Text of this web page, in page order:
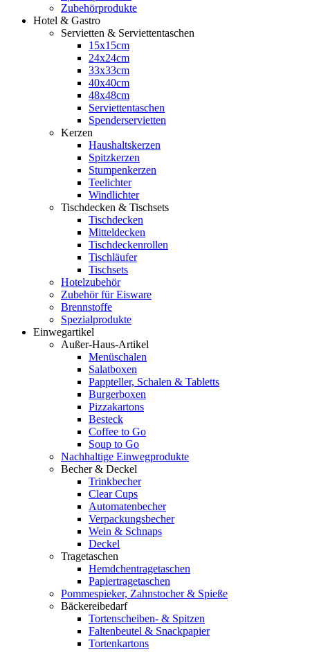
Zubehörprodukte
Hotel & Gastro
Servietten & Serviettentaschen
15x15cm
24x24cm
33x33cm
40x40cm
48x48cm
Serviettentaschen
Spenderservietten
Kerzen
Haushaltskerzen
Spitzkerzen
Stumpenkerzen
Teelichter
Windlichter
Tischdecken & Tischsets
Tischdecken
Mitteldecken
Tischdeckenrollen
Tischläufer
Tischsets
Hotelzubehör
Zubehör für Eisware
Brennstoffe
Spezialprodukte
Einwegartikel
Außer-Haus-Artikel
Menüschalen
Salatboxen
Pappteller, Schalen & Tabletts
Burgerboxen
Pizzakartons
Besteck
Coffee to Go
Soup to Go
Nachhaltige Einwegprodukte
Becher & Deckel
Trinkbecher
Clear Cups
Automatenbecher
Verpackungsbecher
Wein & Schnaps
Deckel
Tragetaschen
Hemdchentragetaschen
Papiertragetaschen
Pommespieker, Zahnstocher & Spieße
Bäckereibedarf
Tortenscheiben- & Spitzen
Faltenbeutel & Snackpapier
Tortenkartons